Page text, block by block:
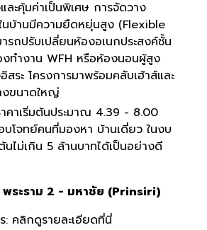
ละคุ้มค่าเป็นพิเศษ การจัดวาง
บ้านมีความยืดหยุ่นสูง (Flexible
รถปรับเปลี่ยนห้องอเนกประสงค์ชั้น
งทำงาน WFH หรือห้องนอนผู้สูง
สระ โครงการมาพร้อมคลับเฮ้าส์และ
ขนาดใหญ่
าคาเริ่มต้นประมาณ 4.39 - 8.00
โจทย์คนที่มองหา บ้านเดี่ยว ในงบ
นไม่เกิน 5 ล้านบาทได้เป็นอย่างดี
พระราม 2 - มหาชัย (Prinsiri)
: คลิกดูรายละเอียดที่นี่